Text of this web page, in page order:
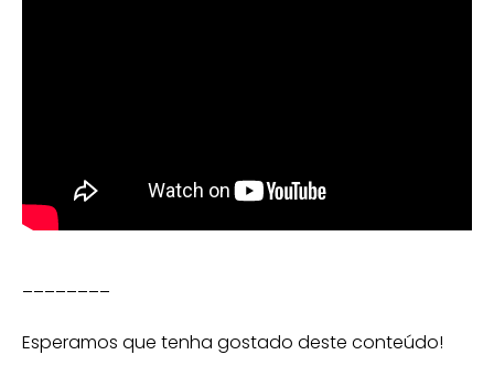
Esperamos que tenha gostado deste conteúdo!